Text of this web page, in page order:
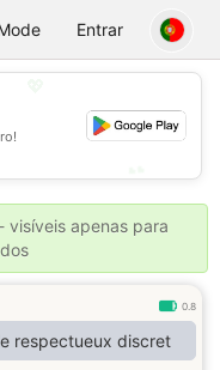
Entrar
visíveis apenas para
0.8
respectueux discret